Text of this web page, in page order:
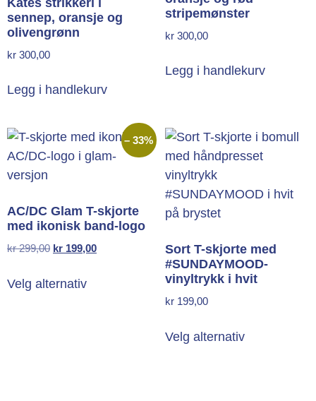
sennep, oransje og
olivengrønn
kr 300,00
Legg i handlekurv
stripemønster
kr 300,00
Legg i handlekurv
– 33%
AC/DC Glam T-skjorte
med ikonisk band-logo
kr299,00 kr 199,00
Velg alternativ
Sort T-skjorte med
#SUNDAYMOOD-
vinyltrykk i hvit
kr 199,00
Velg alternativ